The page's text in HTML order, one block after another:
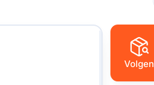
Volgen